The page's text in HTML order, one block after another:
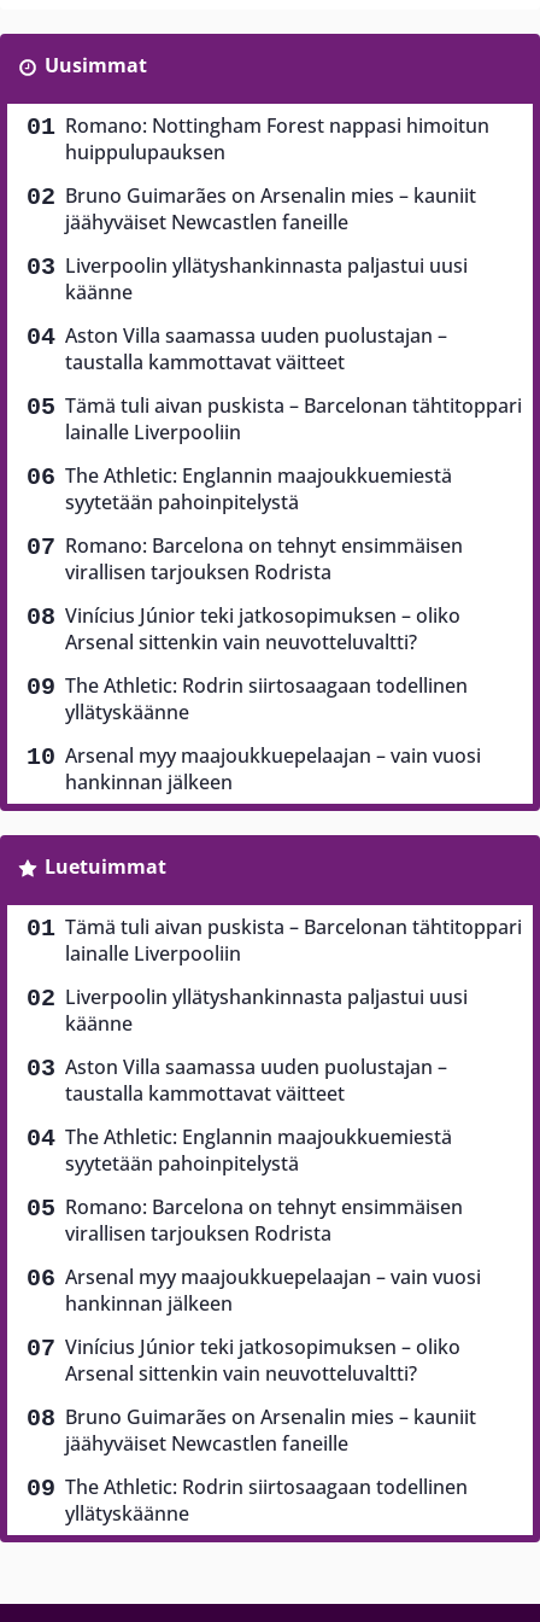
Uusimmat
Romano: Nottingham Forest nappasi himoitun
huippulupauksen
Bruno Guimarães on Arsenalin mies – kauniit
jäähyväiset Newcastlen faneille
Liverpoolin yllätyshankinnasta paljastui uusi
käänne
Aston Villa saamassa uuden puolustajan –
taustalla kammottavat väitteet
Tämä tuli aivan puskista – Barcelonan tähtitoppari
lainalle Liverpooliin
The Athletic: Englannin maajoukkuemiestä
syytetään pahoinpitelystä
Romano: Barcelona on tehnyt ensimmäisen
virallisen tarjouksen Rodrista
Vinícius Júnior teki jatkosopimuksen – oliko
Arsenal sittenkin vain neuvotteluvaltti?
The Athletic: Rodrin siirtosaagaan todellinen
yllätyskäänne
Arsenal myy maajoukkuepelaajan – vain vuosi
hankinnan jälkeen
Luetuimmat
Tämä tuli aivan puskista – Barcelonan tähtitoppari
lainalle Liverpooliin
Liverpoolin yllätyshankinnasta paljastui uusi
käänne
Aston Villa saamassa uuden puolustajan –
taustalla kammottavat väitteet
The Athletic: Englannin maajoukkuemiestä
syytetään pahoinpitelystä
Romano: Barcelona on tehnyt ensimmäisen
virallisen tarjouksen Rodrista
Arsenal myy maajoukkuepelaajan – vain vuosi
hankinnan jälkeen
Vinícius Júnior teki jatkosopimuksen – oliko
Arsenal sittenkin vain neuvotteluvaltti?
Bruno Guimarães on Arsenalin mies – kauniit
jäähyväiset Newcastlen faneille
The Athletic: Rodrin siirtosaagaan todellinen
yllätyskäänne